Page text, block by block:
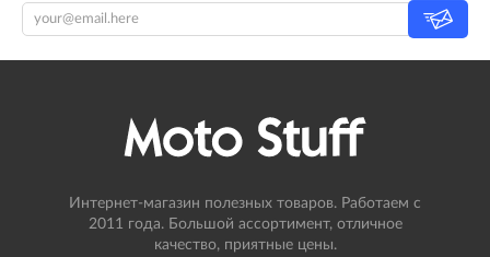
Интернет-магазин полезных товаров. Работаем с
2011 года. Большой ассортимент, отличное
качество, приятные цены.